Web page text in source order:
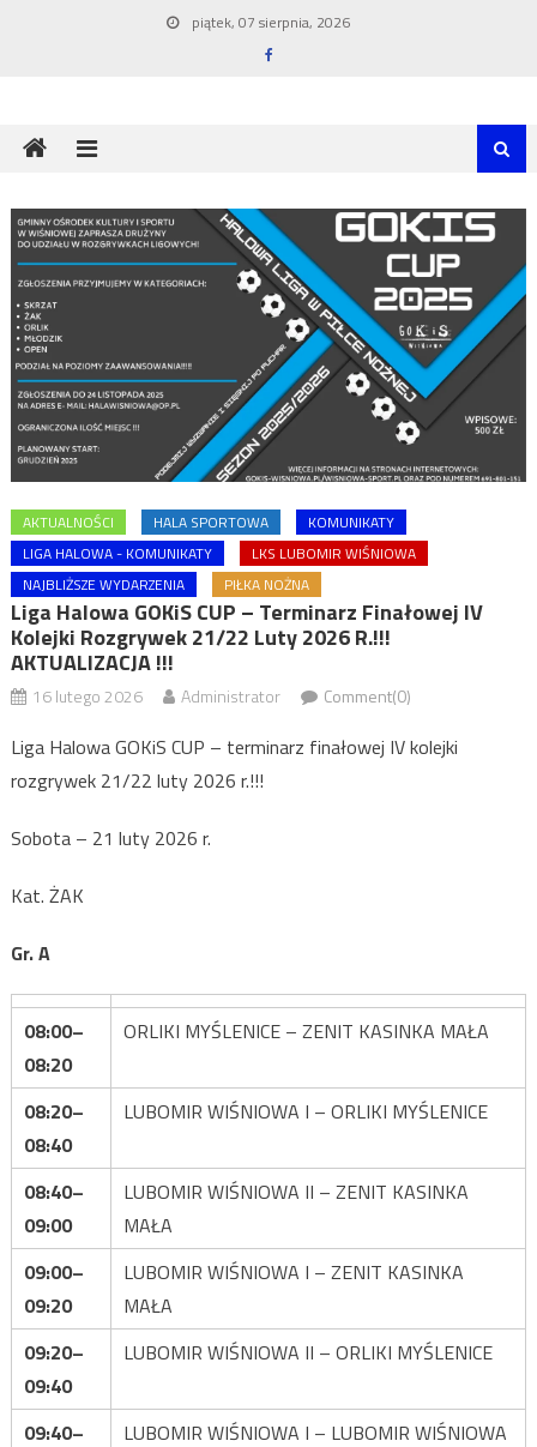
piątek, 07 sierpnia, 2026
AKTUALNOŚCI HALA SPORTOWA
KOMUNIKATY
LIGA HALOWA - KOMUNIKATY
LKS LUBOMIR WIŚNIOWA
NAJBLIŻSZE WYDARZENIA
PIŁKA NOŻNA
Liga Halowa GOKiS CUP – Terminarz Finałowej IV
Kolejki Rozgrywek 21/22 Luty 2026 R.!!!
AKTUALIZACJA !!!
16 lutego 2026 Administrator Comment(0)
Liga Halowa GOKiS CUP – terminarz finałowej IV kolejki
rozgrywek 21/22 luty 2026 r.!!!
Sobota – 21 luty 2026 r.
Kat. ŻAK
Gr. A
08:00–
08:20
ORLIKI MYŚLENICE – ZENIT KASINKA MAŁA
08:20–
08:40
LUBOMIR WIŚNIOWA I – ORLIKI MYŚLENICE
08:40–
09:00
LUBOMIR WIŚNIOWA II – ZENIT KASINKA
MAŁA
09:00–
09:20
LUBOMIR WIŚNIOWA I – ZENIT KASINKA
MAŁA
09:20–
09:40
LUBOMIR WIŚNIOWA II – ORLIKI MYŚLENICE
09:40–
LUBOMIR WIŚNIOWA I – LUBOMIR WIŚNIOWA